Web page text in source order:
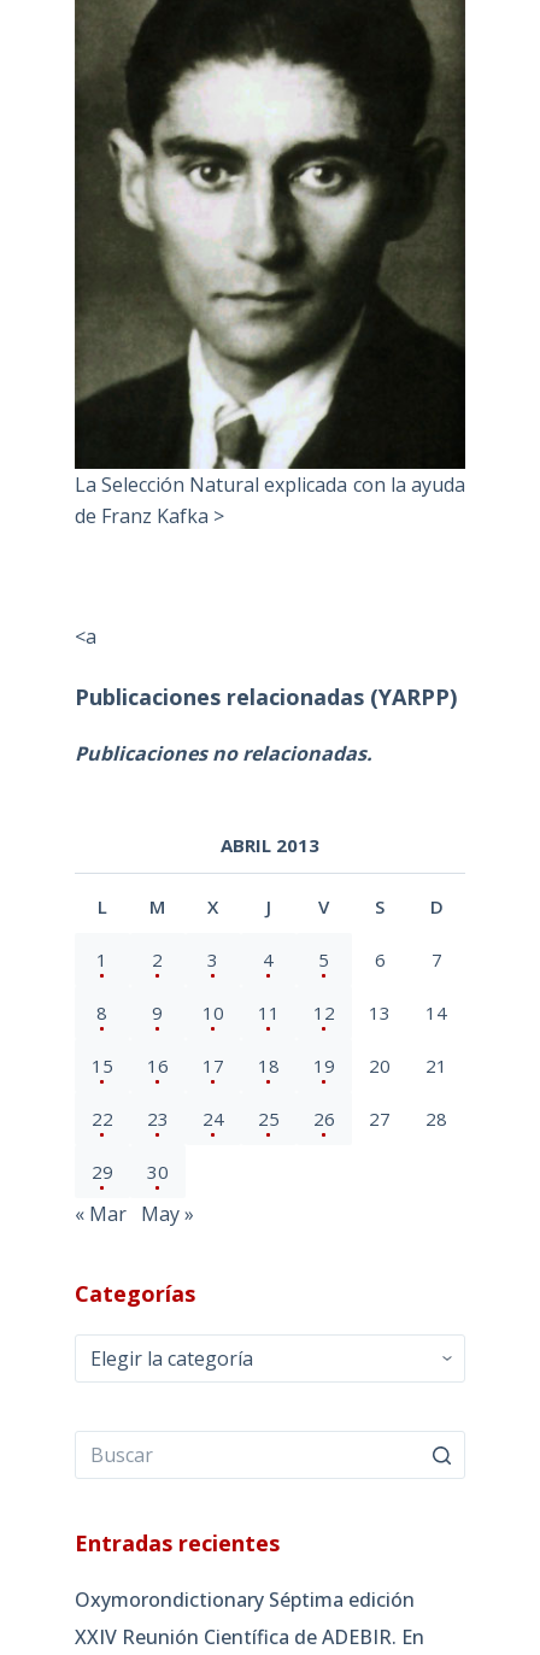
La Selección Natural explicada con la ayuda
de Franz Kafka >
<a
Publicaciones relacionadas (YARPP)
Publicaciones no relacionadas.
ABRIL 2013
L M X J V S D
1 2 3 4 5 6 7
8 9 10 11 12 13 14
15 16 17 18 19 20 21
22 23 24 25 26 27 28
29 30
« Mar May »
Categorías
Categorías
Entradas recientes
Oxymorondictionary Séptima edición
XXIV Reunión Científica de ADEBIR. En